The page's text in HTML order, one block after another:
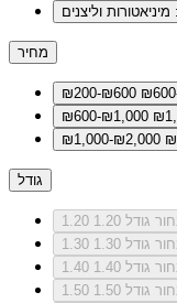
וליצנים
מחיר
₪200-₪600
₪600-₪1,000
₪1,000-₪2,000
גודל
1.20
גודל 1.20
1.30
גודל 1.30
1.40
גודל 1.40
1.50
גודל 1.50